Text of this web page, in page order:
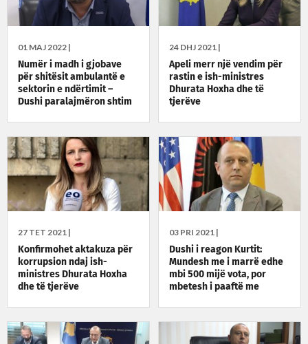
01 MAJ 2022 |
Numër i madh i gjobave
për shitësit ambulantë e
sektorin e ndërtimit –
Dushi paralajmëron shtim
24 DHJ 2021 |
Apeli merr një vendim për
rastin e ish-ministres
Dhurata Hoxha dhe të
tjerëve
27 TET 2021 |
Konfirmohet aktakuza për
korrupsion ndaj ish-
ministres Dhurata Hoxha
dhe të tjerëve
03 PRI 2021 |
Dushi i reagon Kurtit:
Mundesh me i marrë edhe
mbi 500 mijë vota, por
mbetesh i paaftë me